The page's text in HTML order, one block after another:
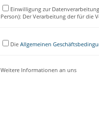
Einwilligung zur
Person): Der Verarbeitung der für die
DieAllgemeinen
Weitere Informationen an uns